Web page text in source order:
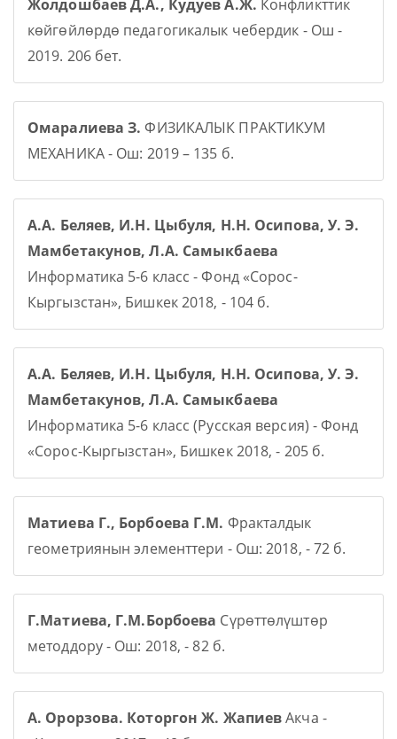
Жолдошбаев Д.А., Кудуев А.Ж. Конфликттик
көйгөйлөрдө педагогикалык чебердик - Ош -
2019. 206 бет.
Омаралиева З. ФИЗИКАЛЫК ПРАКТИКУМ
МЕХАНИКА - Ош: 2019 – 135 б.
А.А. Беляев, И.Н. Цыбуля, Н.Н. Осипова, У. Э.
Мамбетакунов, Л.А. Самыкбаева
Информатика 5-6 класс - Фонд «Сорос-
Кыргызстан», Бишкек 2018, - 104 б.
А.А. Беляев, И.Н. Цыбуля, Н.Н. Осипова, У. Э.
Мамбетакунов, Л.А. Самыкбаева
Информатика 5-6 класс (Русская версия) - Фонд
«Сорос-Кыргызстан», Бишкек 2018, - 205 б.
Матиева Г., Борбоева Г.М. Фракталдык
геометриянын элементтери - Ош: 2018, - 72 б.
Г.Матиева, Г.М.Борбоева Сүрөттөлүштөр
методдору - Ош: 2018, - 82 б.
А. Орорзова. Которгон Ж. ЖапиевАкча -